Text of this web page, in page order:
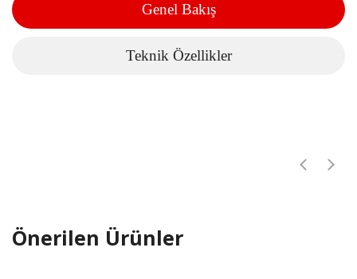
Genel Bakış
Teknik Özellikler
Önerilen Ürünler